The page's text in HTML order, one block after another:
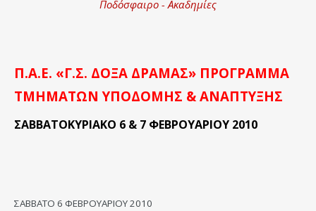
Ποδόσφαιρο - Ακαδημίες
Π.Α.Ε. «Γ.Σ. ΔΟΞΑ ΔΡΑΜΑΣ» ΠΡΟΓΡΑΜΜΑ
ΤΜΗΜΑΤΩΝ ΥΠΟΔΟΜΗΣ & ΑΝΑΠΤΥΞΗΣ
ΣΑΒΒΑΤΟΚΥΡΙΑΚΟ 6 & 7 ΦΕΒΡΟΥΑΡΙΟΥ 2010
ΣΑΒΒΑΤΟ 6 ΦΕΒΡΟΥΑΡΙΟΥ 2010